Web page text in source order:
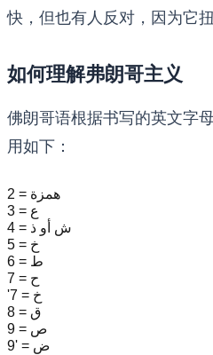
快，但也有人反对，因为它
如何理解弗朗哥主义
佛朗哥语根据书写的英文字
用如下：
2 = همزة
3 = ع
4 = ش أو ذ
5 = خ
6 = ط
7 = ح
'7 = خ
8 = ق
9 = ص
9' = ض